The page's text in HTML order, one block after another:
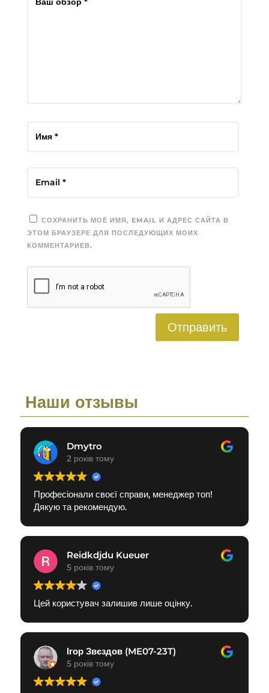
СОХРАНИТЬ МОЁ ИМЯ, EMAIL И АДРЕС САЙТА В
ЭТОМ БРАУЗЕРЕ ДЛЯ ПОСЛЕДУЮЩИХ МОИХ
КОММЕНТАРИЕВ.
Отправить
Наши отзывы
Dmytro
2 років тому
Професіонали своєї справи, менеджер топ!
Дякую та рекомендую.
Reidkdjdu Kueuer
5 років тому
Цей користувач залишив лише оцінку.
Ігор Звєздов (ME07-23T)
5 років тому